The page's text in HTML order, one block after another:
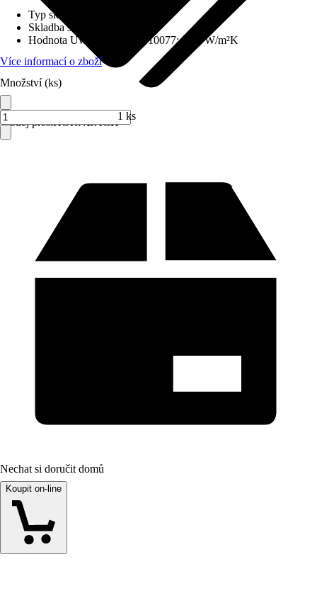
Prodej přes:HORNBACH
Typ skla
Skladba skla
Trojitě zasklené
Hodnota Uw dle DIN EN 10077:0,98 W/m²K
Více informací o zboží
Množství (ks)
1 ks
Nechat si doručit domů
Koupit on-line